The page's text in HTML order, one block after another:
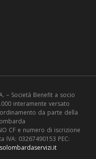
– Società Benefit a socio
interamente versato
da parte della
CF e numero di iscrizione
IVA: 03267490153 PEC: